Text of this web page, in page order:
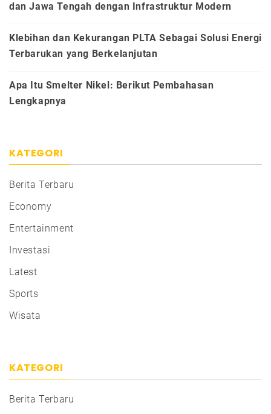
dan Jawa Tengah dengan Infrastruktur Modern
Klebihan dan Kekurangan PLTA Sebagai Solusi Energi
Terbarukan yang Berkelanjutan
Apa Itu Smelter Nikel: Berikut Pembahasan
Lengkapnya
KATEGORI
Berita Terbaru
Economy
Entertainment
Investasi
Latest
Sports
Wisata
KATEGORI
Berita Terbaru